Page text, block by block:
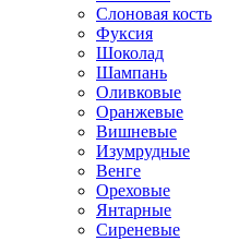
Слоновая кость
Фуксия
Шоколад
Шампань
Оливковые
Оранжевые
Вишневые
Изумрудные
Венге
Ореховые
Янтарные
Сиреневые